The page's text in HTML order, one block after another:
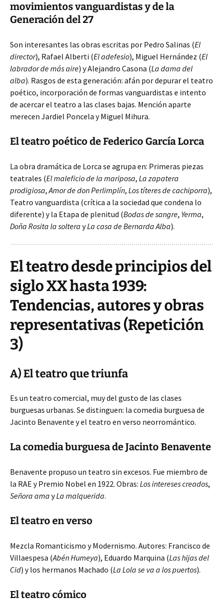
movimientos vanguardistas y de la
Generación del 27
Son interesantes las obras escritas por Pedro Salinas (El
director), Rafael Alberti (El adefesio), Miguel Hernández (El
labrador de más aire) y Alejandro Casona (La dama del
alba). Rasgos de esta generación: afán por depurar el teatro
poético, incorporación de formas vanguardistas e intento
de acercar el teatro a las clases bajas. Mención aparte
merecen Jardiel Poncela y Miguel Mihura.
El teatro poético de Federico García Lorca
La obra dramática de Lorca se agrupa en: Primeras piezas
teatrales (El maleficio de la mariposa, La zapatera
prodigiosa,Amor de don Perlimplín, Los títeres de cachiporra),
Teatro vanguardista (crítica a la sociedad que condena lo
diferente) y la Etapa de plenitud (Bodas de sangre, Yerma,
Doña Rosita la soltera yLa casa de Bernarda Alba).
El teatro desde principios del
siglo XX hasta 1939:
Tendencias, autores y obras
representativas (Repetición
3)
A) El teatro que triunfa
Es un teatro comercial, muy del gusto de las clases
burguesas urbanas. Se distinguen: la comedia burguesa de
Jacinto Benavente y el teatro en verso neorromántico.
La comedia burguesa de Jacinto Benavente
Benavente propuso un teatro sin excesos. Fue miembro de
la RAE y Premio Nobel en 1922. Obras: Los intereses creados,
Señora ama yLa malquerida.
El teatro en verso
Mezcla Romanticismo y Modernismo. Autores: Francisco de
Villaespesa (Abén Humeya), Eduardo Marquina (Las hijas del
Cid) y los hermanos Machado (La Lola se va a los puertos).
El teatro cómico